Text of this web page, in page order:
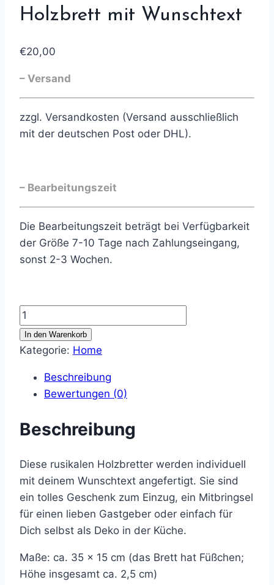
Holzbrett mit Wunschtext
€20,00
– Versand
zzgl. Versandkosten (Versand ausschließlich
mit der deutschen Post oder DHL).
– Bearbeitungszeit
Die Bearbeitungszeit beträgt bei Verfügbarkeit
der Größe 7-10 Tage nach Zahlungseingang,
sonst 2-3 Wochen.
Holzbrett
mit
Wunschtext
In den Warenkorb
Kategorie: Home
Beschreibung
Bewertungen (0)
Beschreibung
Diese rusikalen Holzbretter werden individuell
mit deinem Wunschtext angefertigt. Sie sind
ein tolles Geschenk zum Einzug, ein Mitbringsel
für einen lieben Gastgeber oder einfach für
Dich selbst als Deko in der Küche.
Maße: ca. 35 x 15 cm (das Brett hat Füßchen;
Höhe insgesamt ca. 2,5 cm)